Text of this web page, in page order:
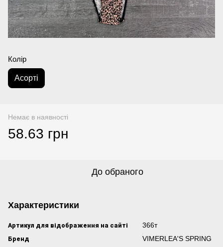
Колір
Аcорті
Немає в наявності
58.63 грн
До обраного
Характеристики
Артикул для відображення на сайті 366т
Бренд VIMERLEA'S SPRING